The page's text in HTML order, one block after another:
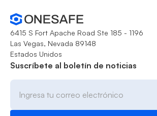
6415 S Fort Apache Road Ste 185 - 1196
Las Vegas, Nevada 89148
Estados Unidos
Suscríbete al boletín de noticias